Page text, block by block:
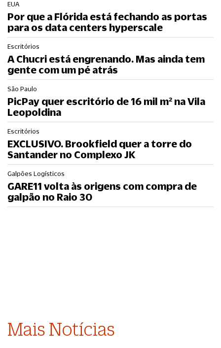
EUA
Por que a Flórida está fechando as portas
para os data centers hyperscale
Escritórios
A Chucri está engrenando. Mas ainda tem
gente com um pé atrás
São Paulo
PicPay quer escritório de 16 mil m² na Vila
Leopoldina
Escritórios
EXCLUSIVO. Brookfield quer a torre do
Santander no Complexo JK
Galpões Logísticos
GARE11 volta às origens com compra de
galpão no Raio 30
Mais Notícias